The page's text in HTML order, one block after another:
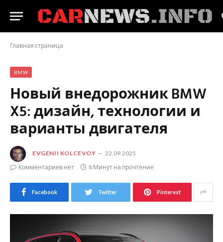
Главная страница
BMW
Новый внедорожник BMW
X5: дизайн, технологии и
варианты двигателя
EVGENII KOLCEVOY
22.09.2025
Комментариев нет
8 Минут на прочтение
Facebook Twitter Pinterest